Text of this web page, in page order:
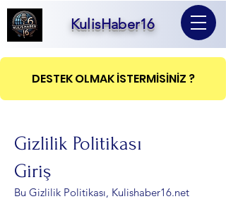
KulisHaber16
DESTEK OLMAK İSTERMİSİNİZ ?
Gizlilik Politikası
Giriş
Bu Gizlilik Politikası, Kulishaber16.net